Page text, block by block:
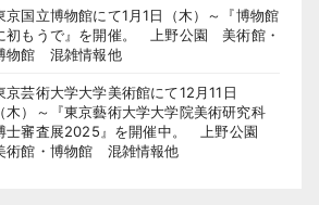
京国立博物館にて1月1日（木）～『博物館
初もうで』を開催。 上野公園 美術館・
物館 混雑情報他
京芸術大学大学美術館にて12月11日
（木）～『東京藝術大学大学院美術研究科
士審査展2025』を開催中。 上野公園
術館・博物館 混雑情報他